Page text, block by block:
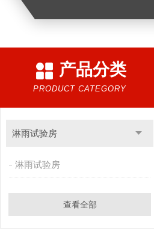
产品分类
PRODUCT CATEGORY
淋雨试验房
淋雨试验房
查看全部